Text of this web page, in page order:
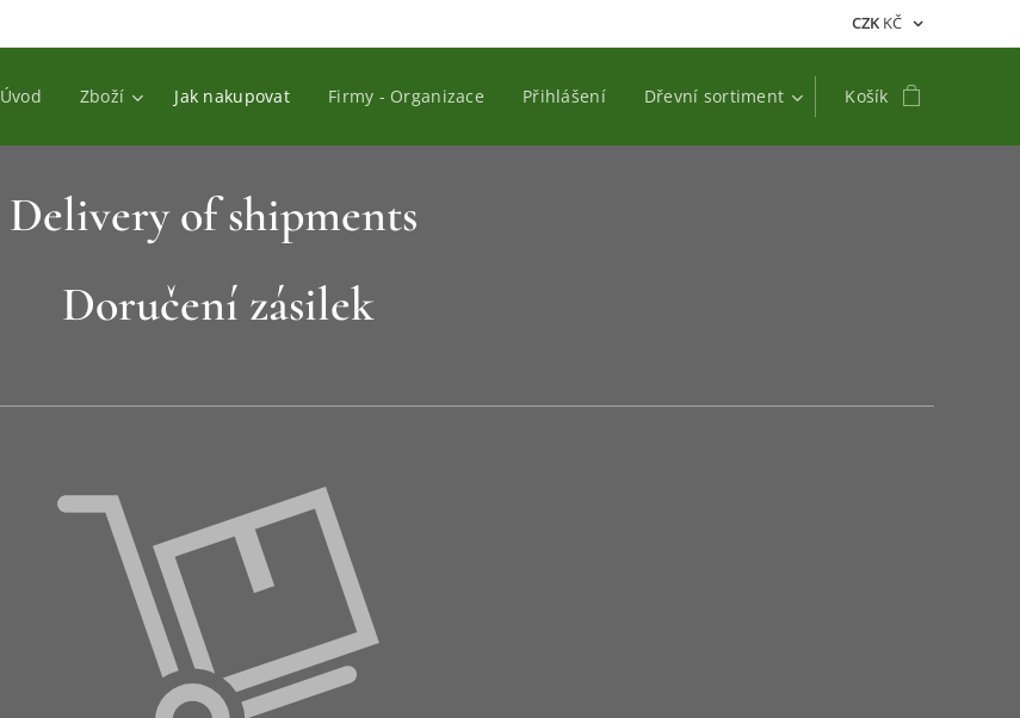
CZK KČ
Úvod Zboží Jak nakupovat Firmy - Organizace Přihlášení Dřevní sortiment Košík
Delivery of shipments
Doručení zásilek